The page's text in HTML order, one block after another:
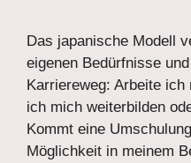
Das japanische Modell
eigenen Bedürfnisse
Karriereweg: Arbeite
ich mich weiterbilden
Kommt eine
Möglichkeit in meinem